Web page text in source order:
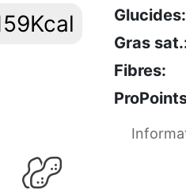
Glucides:
Gras
Fibres: